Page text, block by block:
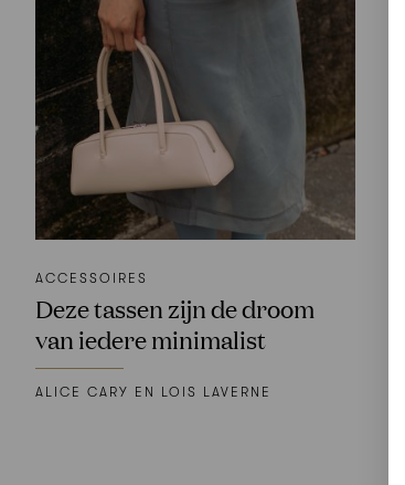
ACCESSOIRES
Deze tassen zijn de droom
van iedere minimalist
ALICE CARY EN LOIS LAVERNE